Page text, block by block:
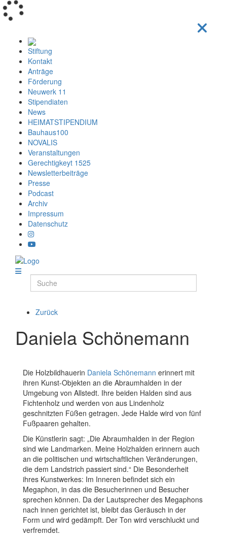
Stiftung
Kontakt
Anträge
Förderung
Neuwerk 11
Stipendiaten
News
HEIMATSTIPENDIUM
Bauhaus100
NOVALIS
Veranstaltungen
Gerechtigkeyt 1525
Newsletterbeiträge
Presse
Podcast
Archiv
Impressum
Datenschutz
Zurück
Daniela Schönemann
Die Holzbildhauerin Daniela Schönemann erinnert mit
ihren Kunst-Objekten an die Abraumhalden in der
Umgebung von Allstedt. Ihre beiden Halden sind aus
Fichtenholz und werden von aus Lindenholz
geschnitzten Füßen getragen. Jede Halde wird von fünf
Fußpaaren gehalten.
Die Künstlerin sagt: „Die Abraumhalden in der Region
sind wie Landmarken. Meine Holzhalden erinnern auch
an die politischen und wirtschaftlichen Veränderungen,
die dem Landstrich passiert sind.“ Die Besonderheit
ihres Kunstwerkes: Im Inneren befindet sich ein
Megaphon, in das die Besucherinnen und Besucher
sprechen können. Da der Lautsprecher des Megaphons
nach innen gerichtet ist, bleibt das Geräusch in der
Form und wird gedämpft. Der Ton wird verschluckt und
verfremdet.